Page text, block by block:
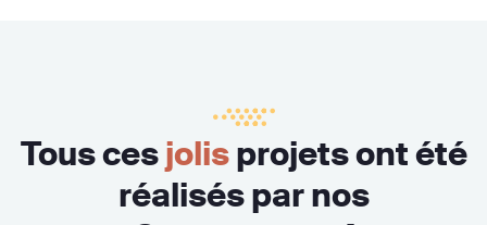
Tous cesjolisprojets ont été
réalisés par nos